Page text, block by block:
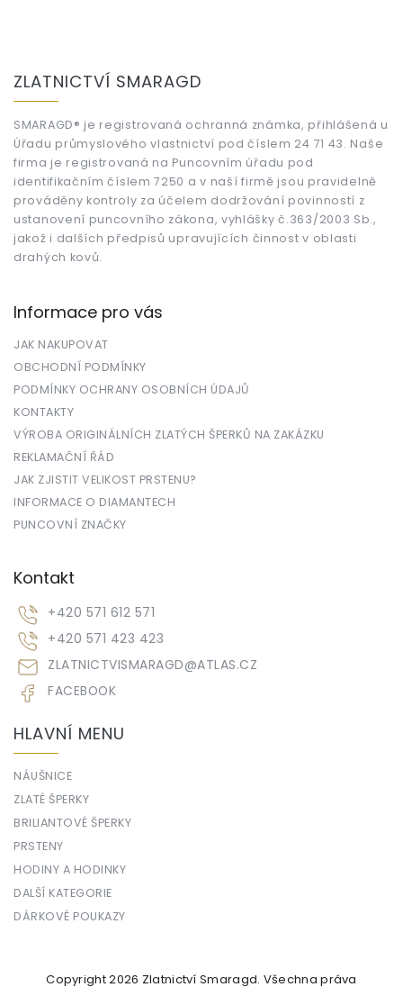
ZLATNICTVÍ SMARAGD
SMARAGD® je registrovaná ochranná známka, přihlášená u
Úřadu průmyslového vlastnictví pod číslem 24 71 43. Naše
firma je registrovaná na Puncovním úřadu pod
identifikačním číslem 7250 a v naší firmě jsou pravidelně
prováděny kontroly za účelem dodržování povinností z
ustanovení puncovního zákona, vyhlášky č.363/2003 Sb.,
jakož i dalších předpisů upravujících činnost v oblasti
drahých kovů.
Informace pro vás
JAK NAKUPOVAT
OBCHODNÍ PODMÍNKY
PODMÍNKY OCHRANY OSOBNÍCH ÚDAJŮ
KONTAKTY
VÝROBA ORIGINÁLNÍCH ZLATÝCH ŠPERKŮ NA ZAKÁZKU
REKLAMAČNÍ ŘÁD
JAK ZJISTIT VELIKOST PRSTENU?
INFORMACE O DIAMANTECH
PUNCOVNÍ ZNAČKY
Kontakt
ZLATNICTVISMARAGD@ATLAS.CZ
+420 571 612 571
+420 571 423 423
FACEBOOK
HLAVNÍ MENU
NÁUŠNICE
ZLATÉ ŠPERKY
BRILIANTOVÉ ŠPERKY
PRSTENY
HODINY A HODINKY
DALŠÍ KATEGORIE
DÁRKOVÉ POUKAZY
Copyright 2026 Zlatnictví Smaragd. Všechna práva